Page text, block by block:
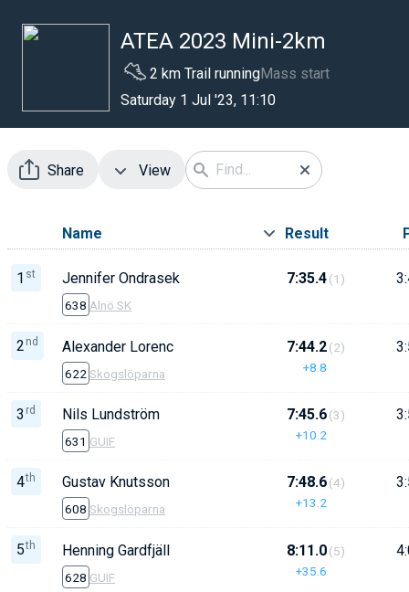
ATEA 2023 Mini-2km
2 km Trail runningMass start
Saturday 1 Jul '23, 11:10
Share View
Name Result
1 st Jennifer Ondrasek
638 Alnö SK
7:35.4(1)
2 nd Alexander Lorenc
622 Skogslöparna
7:44.2
+8.8
(2)
3 rd Nils Lundström
631 GUIF
7:45.6
+10.2
(3)
4th Gustav Knutsson
608 Skogslöparna
7:48.6
+13.2
(4)
5th Henning Gardfjäll
628 GUIF
8:11.0
+35.6
(5)